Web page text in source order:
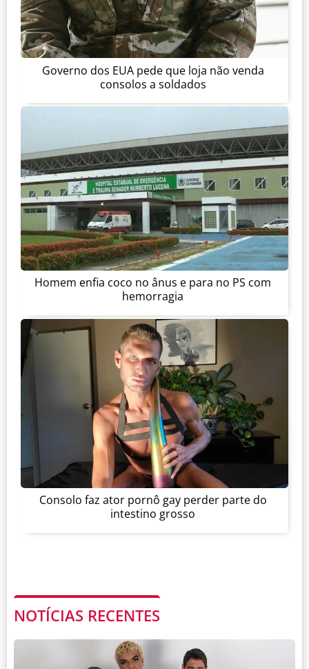
Governo dos EUA pede que loja não venda
consolos a soldados
Homem enfia coco no ânus e para no PS com
hemorragia
Consolo faz ator pornô gay perder parte do
intestino grosso
NOTÍCIAS RECENTES